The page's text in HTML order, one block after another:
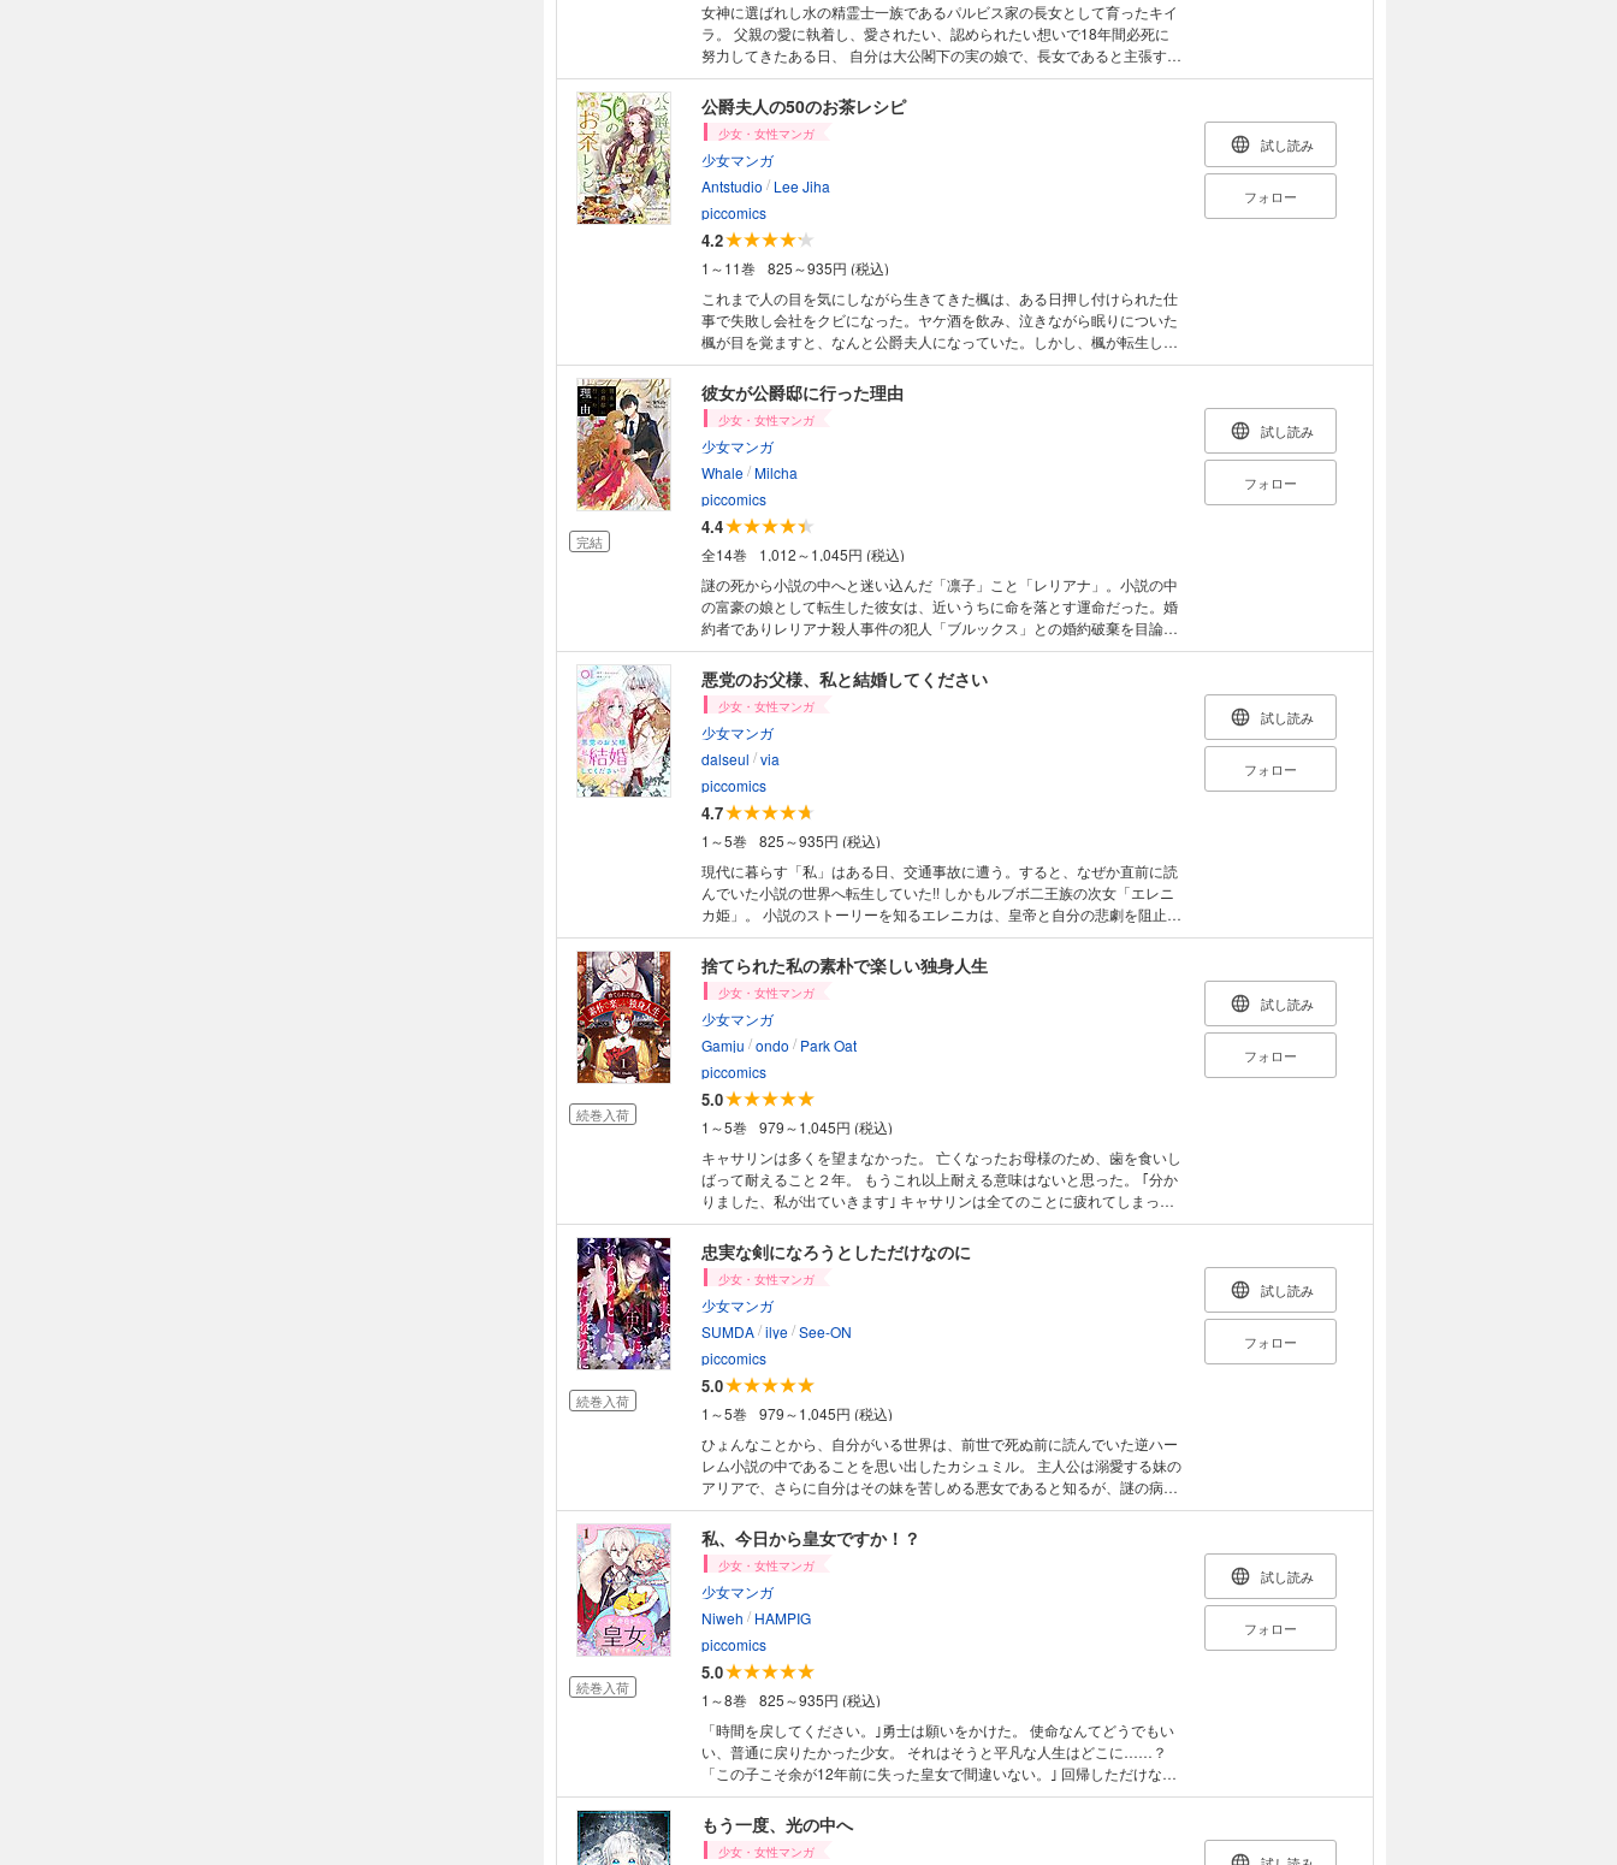
女神に選ばれし水の精霊士一族であるパルビス家の長女として育ったキイ
ラ。 父親の愛に執着し、愛されたい、認められたい想いで18年間必死に
努力してきたある日、 自分は大公閣下の実の娘で、長女であると主張する
コゼットが現れる! その日を境にキイラを取り巻く環境すべてが変わって
しまい、 ついには、災いをもたらすニセモノとして処刑されることになっ
てしまう…。 だが、処刑の前日にコゼットから「実はあなたが本物だっ
た」と告げられて――!?
公爵夫人の50のお茶レシピ
少女・女性マンガ
少女マンガ
Antstudio / Lee Jiha
piccomics
4.2
1～11巻
825～935円 (税込)
これまで人の目を気にしながら生きてきた楓は、ある日押し付けられた仕
事で失敗し会社をクビになった。ヤケ酒を飲み、泣きながら眠りについた
楓が目を覚ますと、なんと公爵夫人になっていた。しかし、楓が転生した
公爵夫人は夫からも関心を持たれず、挙句の果てには使用人からもいじめ
られる始末。楓はそんな生活から少しの間だけでも逃れるため、唯一の楽
しみであるお茶を飲むことにした。お茶オタクが繰り広げる異世界転生ロ
マンスが今始まる！
試し読み
フォロー
完結
彼女が公爵邸に行った理由
少女・女性マンガ
少女マンガ
Whale/Milcha
piccomics
4.4
全14巻
1,012～1,045円 (税込)
謎の死から小説の中へと迷い込んだ「凛子」こと「レリアナ」。小説の中
の富豪の娘として転生した彼女は、近いうちに命を落とす運命だった。婚
約者でありレリアナ殺人事件の犯人「ブルックス」との婚約破棄を目論ん
だ彼女は、王位継承者序列1位の「ノア」に近づき、ある取引を申し込
む。”6ヶ月だけ婚約者のふりをしてください！”果たして2人の取引で彼女
が死の運命から逃れることはできるのか！？
試し読み
フォロー
悪党のお父様、私と結婚してください
少女・女性マンガ
少女マンガ
dalseul /via
piccomics
4.7
1～5巻
825～935円 (税込)
現代に暮らす「私」はある日、交通事故に遭う。すると、なぜか直前に読
んでいた小説の世界へ転生していた!! しかもルブボ二王族の次女「エレニ
カ姫」。 小説のストーリーを知るエレニカは、皇帝と自分の悲劇を阻止す
べく、お父様との結婚ルートへ!?
試し読み
フォロー
続巻入荷
捨てられた私の素朴で楽しい独身人生
少女・女性マンガ
少女マンガ
Gamju /ondo / Park Oat
piccomics
5.0
1～5巻
979～1,045円 (税込)
キャサリンは多くを望まなかった。 亡くなったお母様のため、歯を食いし
ばって耐えること２年。 もうこれ以上耐える意味はないと思った。 ｢分か
りました、私が出ていきます｣ キャサリンは全てのことに疲れてしまっ
た。 家を出たキャサリンは地下に幽霊が出ると言われている邸宅を購入。
夜、地下へ向かうと光を放つ大きな魔法陣を見つけた。 消そうとすると、
突然知らない男が現れて｢誰だ｣と疑われるキャサリン。 この男は誰？それ
に…拭いている床を汚すなんて！ 「拭きなさい」 男はキャサリンが知ら
ないフリをしていると思っていて… 果たしてキャサリンはどうなるのか？
試し読み
フォロー
続巻入荷
忠実な剣になろうとしただけなのに
少女・女性マンガ
少女マンガ
SUMDA/ilye/See-ON
piccomics
5.0
1～5巻
979～1,045円 (税込)
ひょんなことから、自分がいる世界は、前世で死ぬ前に読んでいた逆ハー
レム小説の中であることを思い出したカシュミル。 主人公は溺愛する妹の
アリアで、さらに自分はその妹を苦しめる悪女であると知るが、謎の病に
侵されている妹が原作通り良家に貰われ、ただただ幸せになれるように、
最強の傭兵「ミール」として薬代を稼ぐため孤軍奮闘する。 一方で、妹を
巡ってすったもんだするはずのイケメン登場人物たちが、原作とは違い、
なぜか自分にまとわりつくようになり…？
試し読み
フォロー
続巻入荷
私、今日から皇女ですか！？
少女・女性マンガ
少女マンガ
Niweh / HAMPIG
piccomics
5.0
1～8巻
825～935円 (税込)
「時間を戻してください。｣勇士は願いをかけた。 使命なんてどうでもい
い、普通に戻りたかった少女。 それはそうと平凡な人生はどこに……？
「この子こそ余が12年前に失った皇女で間違いない。｣ 回帰しただけなの
に皇女だって? 名もなき素裸の勇士から全てを持った皇女、ナナエルにな
ってしまった!?
試し読み
フォロー
もう一度、光の中へ
少女・女性マンガ